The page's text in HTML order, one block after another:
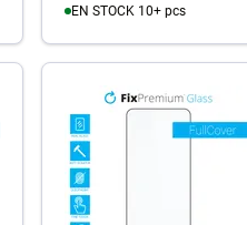
EN STOCK 10+ pcs